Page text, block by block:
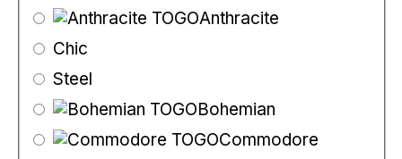
Anthracite
Chic
Steel
Bohemian
Commodore